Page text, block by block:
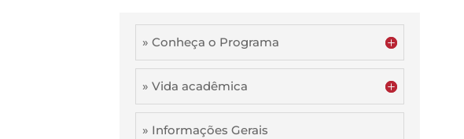
» Conheça o Programa
» Vida acadêmica
» Informações Gerais